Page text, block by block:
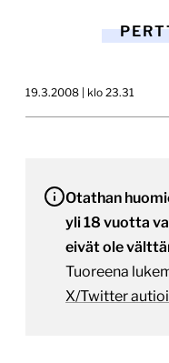
19.3.2008 | klo 23.31
Otathan
yli 18 vuotta
eivät ole
Tuoreena
X/Twitter